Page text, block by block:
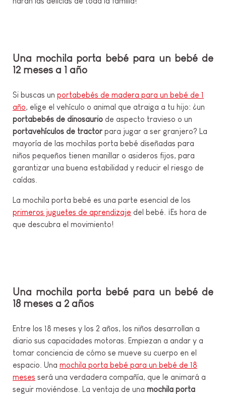
Una mochila porta bebé para un bebé de
12 meses a 1 año
Si buscas un portabebés de madera para un bebé de 1
año, elige el vehículo o animal que atraiga a tu hijo: ¿un
portabebés de dinosaurio de aspecto travieso o un
portavehículos de tractor para jugar a ser granjero? La
mayoría de las mochilas porta bebé diseñadas para
niños pequeños tienen manillar o asideros fijos, para
garantizar una buena estabilidad y reducir el riesgo de
caídas.
La mochila porta bebé es una parte esencial de los
primeros juguetes de aprendizaje del bebé. ¡Es hora de
que descubra el movimiento!
Una mochila porta bebé para un bebé de
18 meses a 2 años
Entre los 18 meses y los 2 años, los niños desarrollan a
diario sus capacidades motoras. Empiezan a andar y a
tomar conciencia de cómo se mueve su cuerpo en el
espacio. Una mochila porta bebé para un bebé de 18
meses será una verdadera compañía, que le animará a
seguir moviéndose. La ventaja de una mochila porta